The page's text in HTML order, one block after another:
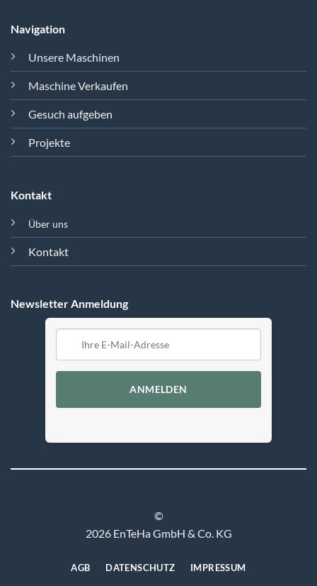
Navigation
Unsere Maschinen
Maschine Verkaufen
Gesuch aufgeben
Projekte
Kontakt
Über uns
Kontakt
Newsletter Anmeldung
ANMELDEN
©
2026 EnTeHa GmbH & Co. KG
AGB DATENSCHUTZ IMPRESSUM